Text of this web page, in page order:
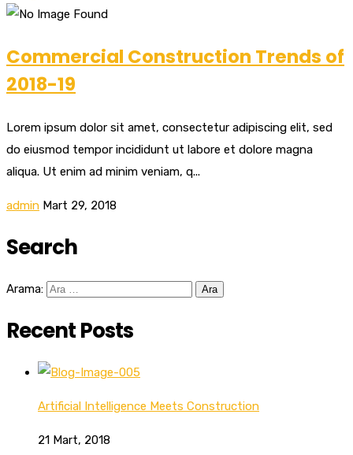
Commercial Construction Trends of
2018-19
Lorem ipsum dolor sit amet, consectetur adipiscing elit, sed
do eiusmod tempor incididunt ut labore et dolore magna
aliqua. Ut enim ad minim veniam, q...
admin Mart 29, 2018
Search
Arama:
Recent Posts
Artificial Intelligence Meets Construction
21 Mart, 2018